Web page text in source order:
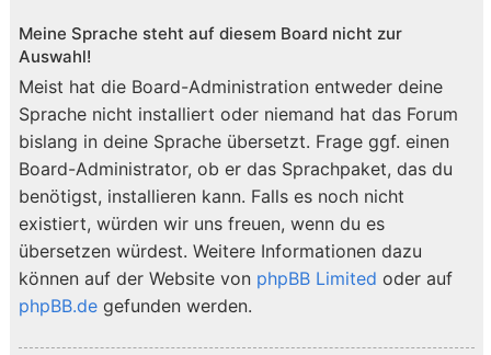
Meine Sprache steht auf diesem Board nicht zur
Auswahl!
Meist hat die Board-Administration entweder deine
Sprache nicht installiert oder niemand hat das Forum
bislang in deine Sprache übersetzt. Frage ggf. einen
Board-Administrator, ob er das Sprachpaket, das du
benötigst, installieren kann. Falls es noch nicht
existiert, würden wir uns freuen, wenn du es
übersetzen würdest. Weitere Informationen dazu
können auf der Website von phpBB Limited oder auf
phpBB.de gefunden werden.